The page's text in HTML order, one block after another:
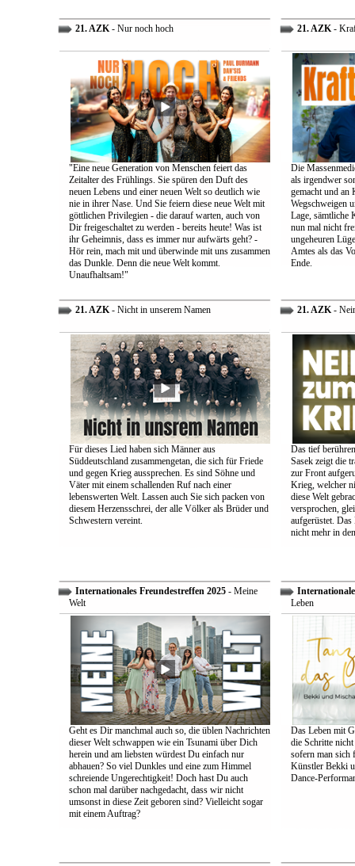
21. AZK- Nur noch hoch
"Eine neue Generation von Menschen feiert das
Zeitalter des Frühlings. Sie spüren den Duft des
neuen Lebens und einer neuen Welt so deutlich wie
nie in ihrer Nase. Und Sie feiern diese neue Welt mit
göttlichen Privilegien - die darauf warten, auch von
Dir freigeschaltet zu werden - bereits heute! Was ist
ihr Geheimnis, dass es immer nur aufwärts geht? -
Hör rein, mach mit und überwinde mit uns zusammen
das Dunkle. Denn die neue Welt kommt.
Unaufhaltsam!"
21. AZK-
Die
als irgendwer
gemacht und an
Wegschweigen
Lage, sämtliche
nun mal nicht
ungeheuren
Amtes als das
Ende.
21. AZK- Nicht in unserem Namen
Für dieses Lied haben sich Männer aus
Süddeutschland zusammengetan, die sich für Friede
und gegen Krieg aussprechen. Es sind Söhne und
Väter mit einem schallenden Ruf nach einer
lebenswerten Welt. Lassen auch Sie sich packen von
diesem Herzensschrei, der alle Völker als Brüder und
Schwestern vereint.
21. AZK-
Das tief
Sasek zeigt die
zur Front
Krieg, welcher
diese Welt
versprochen,
aufgerüstet.
nicht mehr in
Internationales Freundestreffen 2025- Meine
Welt
Geht es Dir manchmal auch so, die üblen Nachrichten
dieser Welt schwappen wie ein Tsunami über Dich
herein und am liebsten würdest Du einfach nur
abhauen? So viel Dunkles und eine zum Himmel
schreiende Ungerechtigkeit! Doch hast Du auch
schon mal darüber nachgedacht, dass wir nicht
umsonst in diese Zeit geboren sind? Vielleicht sogar
mit einem Auftrag?
Leben
Das Leben mit
die Schritte
sofern man sich
Künstler Bekki
Dance-